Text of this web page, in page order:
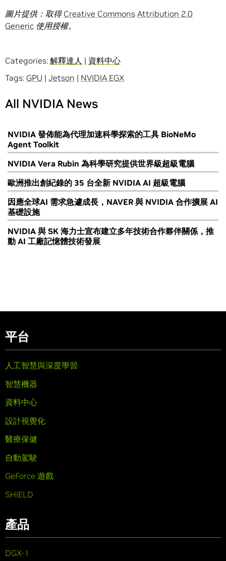
圖片提供：取得 Creative Commons Attribution 2.0
Generic 使用授權。
Categories: 解釋達人 | 資料中心
Tags: GPU | Jetson | NVIDIA EGX
All NVIDIA News
NVIDIA 發佈能為代理加速科學探索的工具 BioNeMo
Agent Toolkit
NVIDIA Vera Rubin 為科學研究提供世界級超級電腦
歐洲推出創紀錄的 35 台全新 NVIDIA AI 超級電腦
因應全球AI 需求急遽成長，NAVER 與 NVIDIA 合作擴展 AI
基礎設施
NVIDIA 與 SK 海力士宣布建立多年技術合作夥伴關係，推
動 AI 工廠記憶體技術發展
平台
人工智慧與深度學習
智慧機器
資料中心
設計視覺化
醫療保健
自動駕駛
GeForce 遊戲
SHIELD
產品
DGX-1